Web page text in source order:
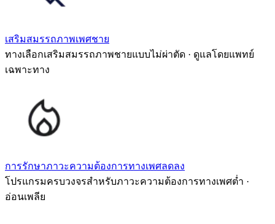
เสริมสมรรถภาพเพศชาย
ทางเลือกเสริมสมรรถภาพชายแบบไม่ผ่าตัด · ดูแลโดยแพทย์
เฉพาะทาง
การรักษาภาวะความต้องการทางเพศลดลง
โปรแกรมครบวงจรสำหรับภาวะความต้องการทางเพศต่ำ ·
อ่อนเพลีย